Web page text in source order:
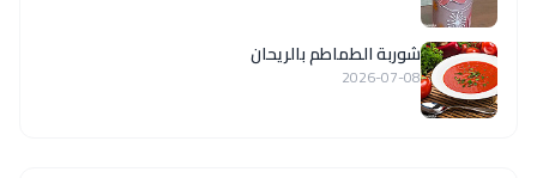
شوربة الطماطم بالريحان
2026-07-08